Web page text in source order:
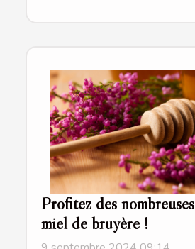
Profitez des
miel de bruyère !